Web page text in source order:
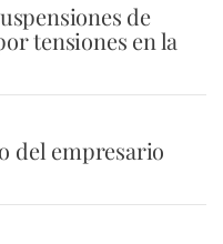
de
tensiones en la
del empresario